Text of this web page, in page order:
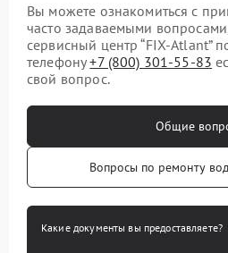
Вы можете ознакомиться с
часто задаваемыми
сервисный центр “FIX-Atlant”
телефону+7 (800) 301-55-83
свой вопрос.
Общие
Вопросы по ремонту
Какие документы вы предоставляете?